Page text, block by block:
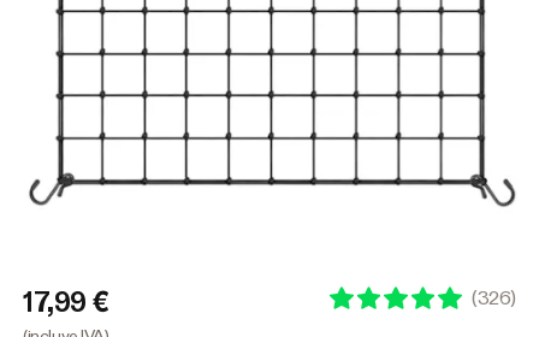
17,99 € (326)